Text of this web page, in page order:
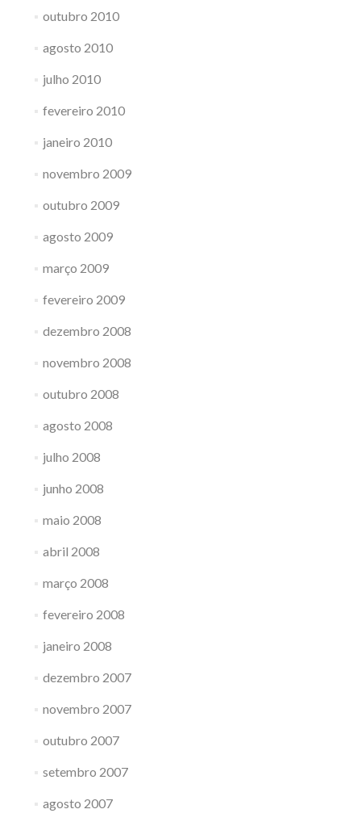
outubro 2010
agosto 2010
julho 2010
fevereiro 2010
janeiro 2010
novembro 2009
outubro 2009
agosto 2009
março 2009
fevereiro 2009
dezembro 2008
novembro 2008
outubro 2008
agosto 2008
julho 2008
junho 2008
maio 2008
abril 2008
março 2008
fevereiro 2008
janeiro 2008
dezembro 2007
novembro 2007
outubro 2007
setembro 2007
agosto 2007